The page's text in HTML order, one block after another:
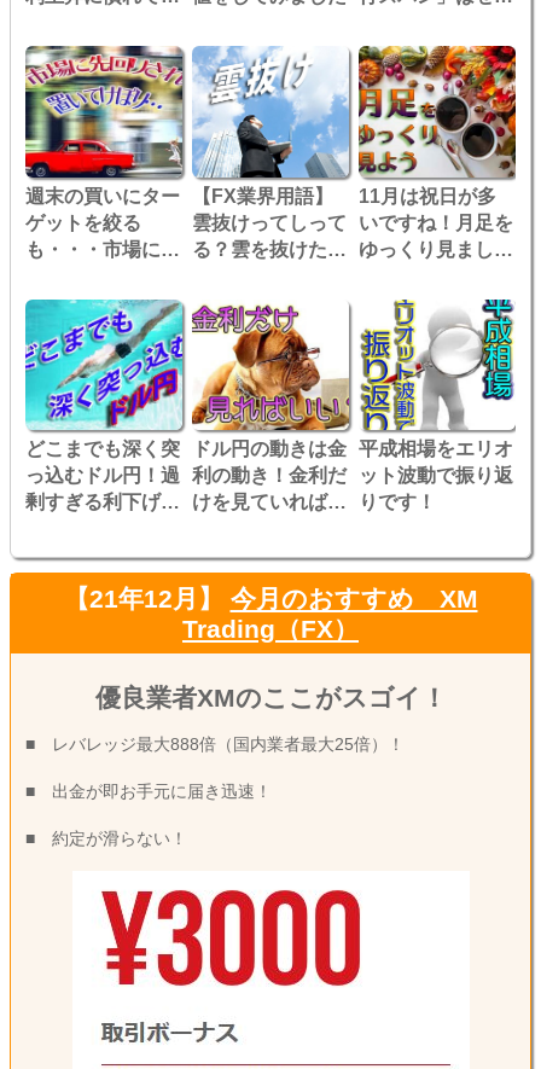
週末の買いにター
ゲットを絞る
も・・・市場に先
けぼり！
【FX業界用語】
雲抜けってしって
る？雲を抜けたら
よ！
11月は祝日が多
いですね！月足を
ゆっくり見ましょ
どこまでも深く突
っ込むドル円！過
剰すぎる利下げ期
きず・・・
ドル円の動きは金
利の動き！金利だ
けを見ていればい
平成相場をエリオ
ット波動で振り返
りです！
【21年12月】 今月のおすすめ XM
Trading（FX）
優良業者XMのここがスゴイ！
■ レバレッジ最大888倍（国内業者最大25倍）！
■ 出金が即お手元に届き迅速！
■ 約定が滑らない！